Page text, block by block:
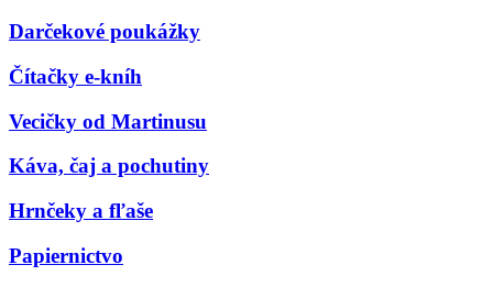
Darčekové poukážky
Čítačky e-kníh
Vecičky od Martinusu
Káva, čaj a pochutiny
Hrnčeky a fľaše
Papiernictvo